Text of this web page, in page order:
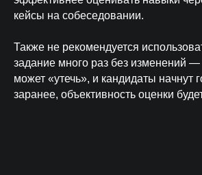
кейсы на собеседовании.
Также не рекомендуется
задание много раз без изменений
может «утечь», и кандидаты начнут
заранее, объективность оценки